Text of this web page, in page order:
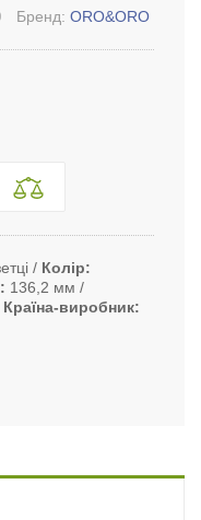
Бренд: ORO&ORO
Колір
136,2 мм
Країна-виробник